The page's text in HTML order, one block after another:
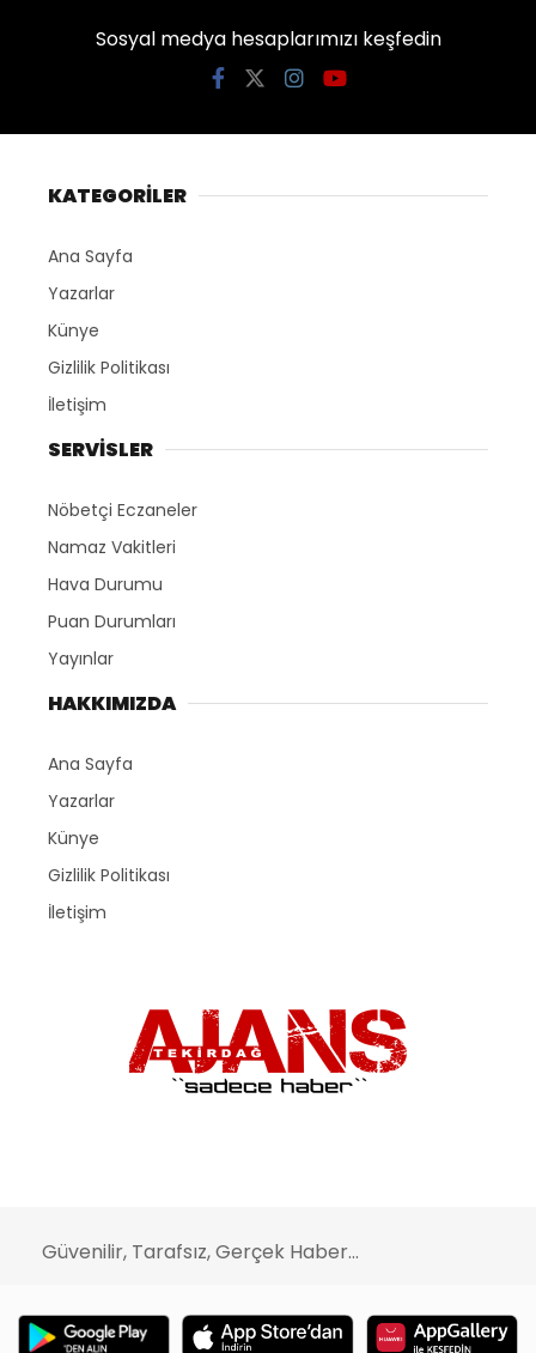
Sosyal medya hesaplarımızı keşfedin
KATEGORİLER
Ana Sayfa
Yazarlar
Künye
Gizlilik Politikası
İletişim
SERVİSLER
Nöbetçi Eczaneler
Namaz Vakitleri
Hava Durumu
Puan Durumları
Yayınlar
HAKKIMIZDA
Ana Sayfa
Yazarlar
Künye
Gizlilik Politikası
İletişim
Güvenilir, Tarafsız, Gerçek Haber...